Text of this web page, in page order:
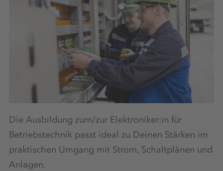
Die Ausbildung zum/zur Elektroniker:in für
Betriebstechnik passt ideal zu Deinen Stärken im
praktischen Umgang mit Strom, Schaltplänen und
Anlagen.